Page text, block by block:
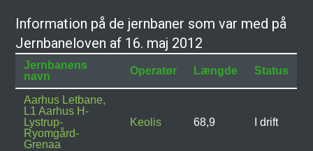
Information på de jernbaner som var med på
Jernbaneloven af 16. maj 2012
Jernbanens
navn
Operatør Længde Status
Aarhus Letbane,
L1 Aarhus H-
Lystrup-
Ryomgård-
Grenaa
Keolis 68,9 I drift